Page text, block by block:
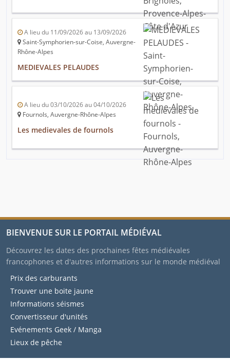
A lieu du 11/09/2026 au 13/09/2026
Saint-Symphorien-sur-Coise, Auvergne-
Rhône-Alpes
MEDIEVALES PELAUDES
A lieu du 03/10/2026 au 04/10/2026
Fournols, Auvergne-Rhône-Alpes
Les medievales de fournols
BIENVENUE SUR LE PORTAIL MÉDIÉVAL
Découvrez les dates des prochaines fêtes médiévales
francophones et d'autres informations sur le monde médiéval
Prix des carburants
Trouver une boite jaune
Informations séismes
Convertisseur d'unités
Evénements Geek / Manga
Lieux de pêche